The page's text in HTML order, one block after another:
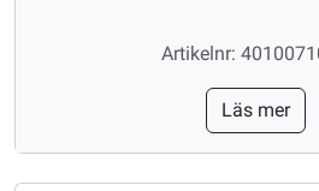
Artikelnr:
Läs mer